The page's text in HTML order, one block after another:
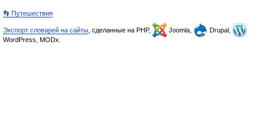
👣 Путешествия
Экспорт словарей на сайты , сделанные на PHP, Joomla,
Drupal,
WordPress, MODx.